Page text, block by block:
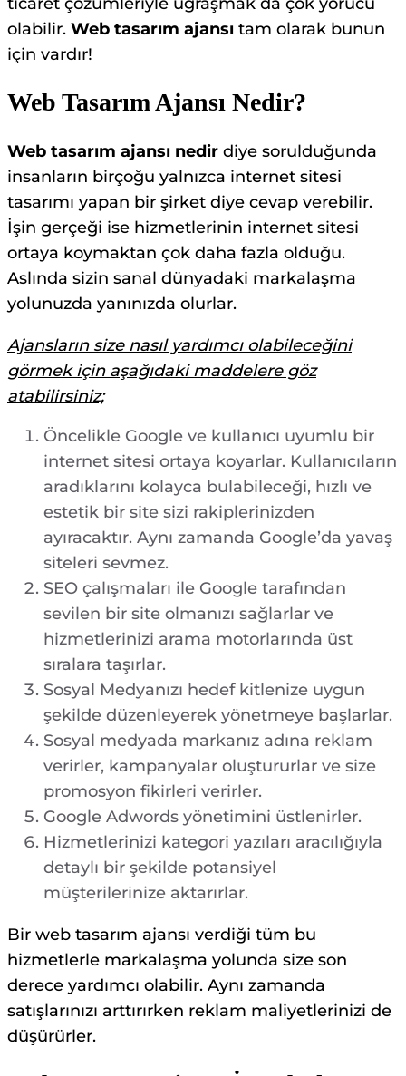
olabilir. Web tasarım ajansı tam olarak bunun
için vardır!
Web Tasarım Ajansı Nedir?
Web tasarım ajansı nedir diye sorulduğunda
insanların birçoğu yalnızca internet sitesi
tasarımı yapan bir şirket diye cevap verebilir.
İşin gerçeği ise hizmetlerinin internet sitesi
ortaya koymaktan çok daha fazla olduğu.
Aslında sizin sanal dünyadaki markalaşma
yolunuzda yanınızda olurlar.
Ajansların size nasıl yardımcı olabileceğini
görmek için aşağıdaki maddelere göz
atabilirsiniz;
Öncelikle Google ve kullanıcı uyumlu bir
internet sitesi ortaya koyarlar. Kullanıcıların
aradıklarını kolayca bulabileceği, hızlı ve
estetik bir site sizi rakiplerinizden
ayıracaktır. Aynı zamanda Google’da yavaş
siteleri sevmez.
SEO çalışmaları ile Google tarafından
sevilen bir site olmanızı sağlarlar ve
hizmetlerinizi arama motorlarında üst
sıralara taşırlar.
Sosyal Medyanızı hedef kitlenize uygun
şekilde düzenleyerek yönetmeye başlarlar.
Sosyal medyada markanız adına reklam
verirler, kampanyalar oluştururlar ve size
promosyon fikirleri verirler.
Google Adwords yönetimini üstlenirler.
Hizmetlerinizi kategori yazıları aracılığıyla
detaylı bir şekilde potansiyel
müşterilerinize aktarırlar.
Bir web tasarım ajansı verdiği tüm bu
hizmetlerle markalaşma yolunda size son
derece yardımcı olabilir. Aynı zamanda
satışlarınızı arttırırken reklam maliyetlerinizi de
düşürürler.